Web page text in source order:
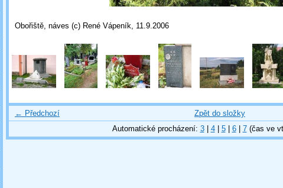
Obořiště, náves (c) René Vápeník, 11.9.2006
← Předchozí
Zpět do složky
Automatické procházení: 3| 4| 5| 6| 7(čas ve